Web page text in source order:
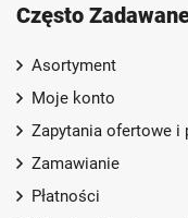
Często
Asortyment
Moje konto
Zapytania ofertowe i
Zamawianie
Płatności